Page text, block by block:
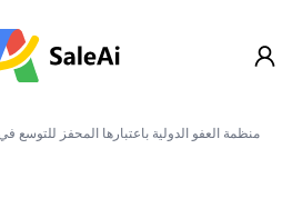
منظمة العفو الدولية باعتبارها المحفز للتوسع